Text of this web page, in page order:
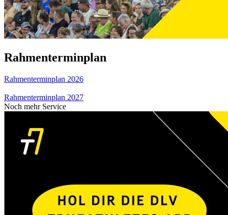
Rahmenterminplan
Rahmenterminplan 2026
Rahmenterminplan 2027
Noch mehr Service